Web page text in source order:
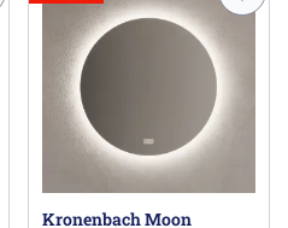
Kronenbach Moon